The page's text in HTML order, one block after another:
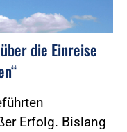
die Einreise
Erfolg. Bislang